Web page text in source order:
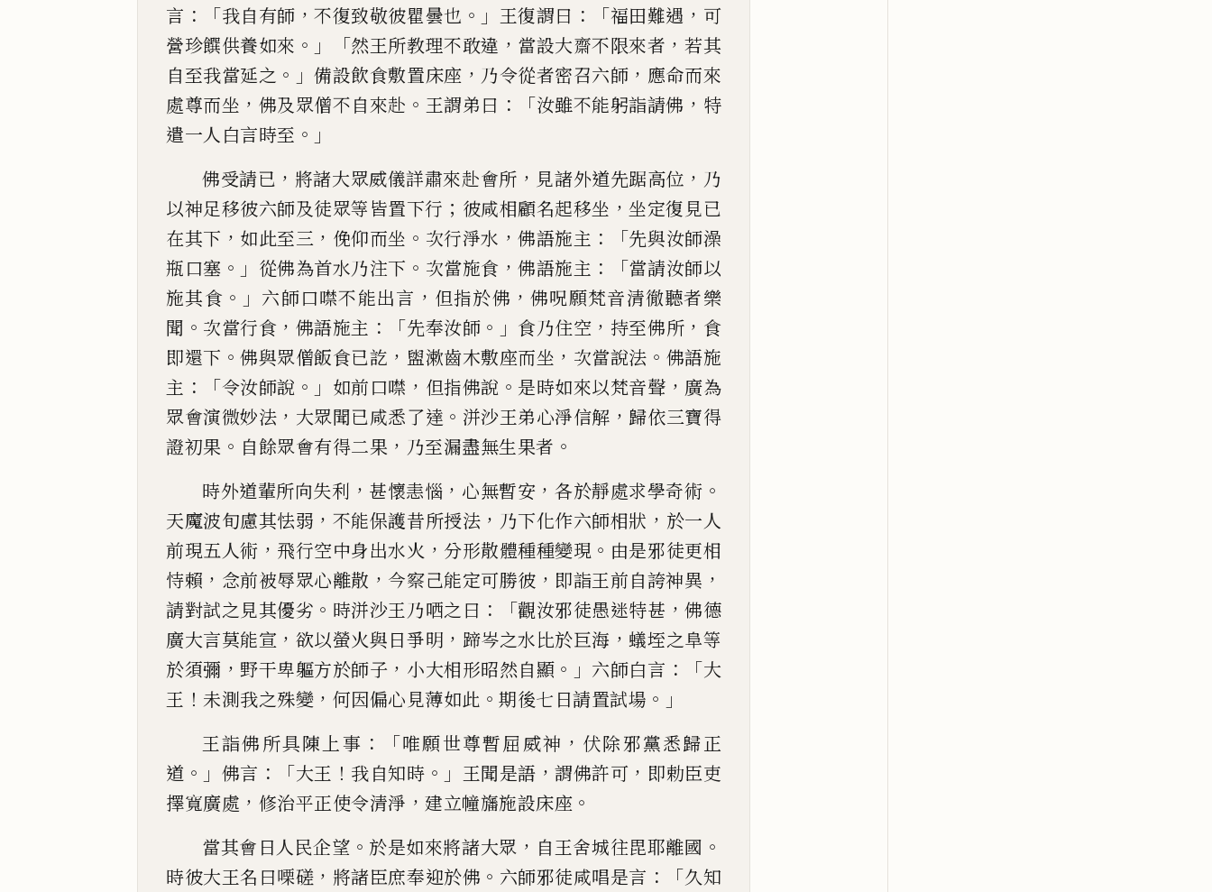
言 ：「我自有師 ，不復致敬彼瞿曇也 。」 王復謂曰 ：「福田難遇 ， 可
營珍饌供養如來 。」「然王所教理不敢違 ， 當設大齋不限來者 ，若其
自至我當延之 。」備設飲食敷置床座 ， 乃令從者密召六師 ， 應命而來
處尊而坐 ， 佛及眾僧不自來赴 。 王謂弟曰 ：「汝雖不能躬詣請佛 ， 特
遣一人白言時至 。」
佛受請已 ， 將諸大眾威儀詳肅來赴會所 ， 見諸外道先踞高位 ， 乃
以神足移彼六師及徒眾等皆置下行 ； 彼咸相顧名起移坐 ， 坐定復見已
在其下 ， 如此至三 ， 俛仰而坐 。 次行淨水 ，佛語施主 ：「先與汝師澡
瓶口塞 。」 從佛為首水乃注下 。 次當施食 ，佛語施主 ： 「當請汝師以
施其食 。」 六師口噤不能出言 ， 但指於佛 ，佛呪願梵音清徹聽者樂
聞 。 次當行食 ， 佛語施主 ：「先奉汝師 。」 食乃住空 ， 持至佛所 ， 食
即還下 。佛與眾僧飯食已訖 ， 盥漱齒木敷座而坐 ， 次當說法 。 佛語施
主 ：「令汝師說 。」 如前口噤 ， 但指佛說 。 是時如來以梵音聲 ， 廣為
眾會演微妙法 ， 大眾聞已咸悉了達 。 洴沙王弟心淨信解 ， 歸依三寶得
證初果 。 自餘眾會有得二果 ， 乃至漏盡無生果者 。
時外道輩所向失利 ， 甚懷恚惱 ， 心無暫安 ， 各於靜處求學奇術 。
天魔波旬慮其怯弱 ， 不能保護昔所授法 ， 乃下化作六師相狀 ， 於一人
前現五人術 ， 飛行空中身出水火 ， 分形散體種種變現 。 由是邪徒更相
恃賴 ， 念前被辱眾心離散 ， 今察己能定可勝彼 ， 即詣王前自誇神異 ，
請對試之見其優劣 。 時洴沙王乃哂之曰 ：「觀汝邪徒愚迷特甚 ，佛德
廣大言莫能宣 ， 欲以螢火與日爭明 ， 蹄岑之水比於巨海 ，蟻垤之阜等
於須彌 ， 野干卑軀方於師子 ， 小大相形昭然自顯 。」 六師白言 ：「大
王 ！ 未測我之殊變 ， 何因偏心見薄如此 。 期後七日請置試場 。」
王詣佛所具陳上事 ：「唯願世尊暫屈威神 ， 伏除邪黨悉歸正
道 。」 佛言 ：「大王 ！ 我自知時 。」 王聞是語 ，謂佛許可 ， 即勅臣吏
擇寬廣處 ， 修治平正使令清淨 ， 建立幢旛施設床座 。
當其會日人民企望 。 於是如來將諸大眾 ， 自王舍城往毘耶離國 。
時彼大王名曰㗚磋 ， 將諸臣庶奉迎於佛 。 六師邪徒咸唱是言 ：「久知